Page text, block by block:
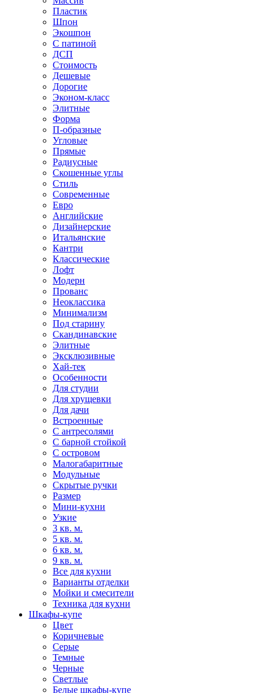
Пластик
Шпон
Экошпон
С патиной
ДСП
Стоимость
Дешевые
Дорогие
Эконом-класс
Элитные
Форма
П-образные
Угловые
Прямые
Радиусные
Скошенные углы
Стиль
Современные
Евро
Английские
Дизайнерские
Итальянские
Кантри
Классические
Лофт
Модерн
Прованс
Неоклассика
Минимализм
Под старину
Скандинавские
Элитные
Эксклюзивные
Хай-тек
Особенности
Для студии
Для хрущевки
Для дачи
Встроенные
С антресолями
С барной стойкой
С островом
Малогабаритные
Модульные
Скрытые ручки
Размер
Мини-кухни
Узкие
3 кв. м.
5 кв. м.
6 кв. м.
9 кв. м.
Все для кухни
Варианты отделки
Мойки и смесители
Техника для кухни
Шкафы-купе
Цвет
Коричневые
Серые
Темные
Черные
Светлые
Белые шкафы-купе